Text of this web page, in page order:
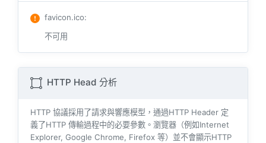
favicon.ico:
不可用
HTTP Head 分析
HTTP 協議採用了請求與響​​應模型，通過HTTP Header 定
義了HTTP 傳輸過程中的必要參數。瀏覽器（例如​​Internet
Explorer, Google Chrome, Firefox 等）並不會顯示HTTP